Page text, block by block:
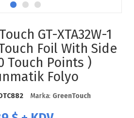
GT-XTA32W-1
Foil With Side
Touch Points )
Folyo
Marka: GreenTouch